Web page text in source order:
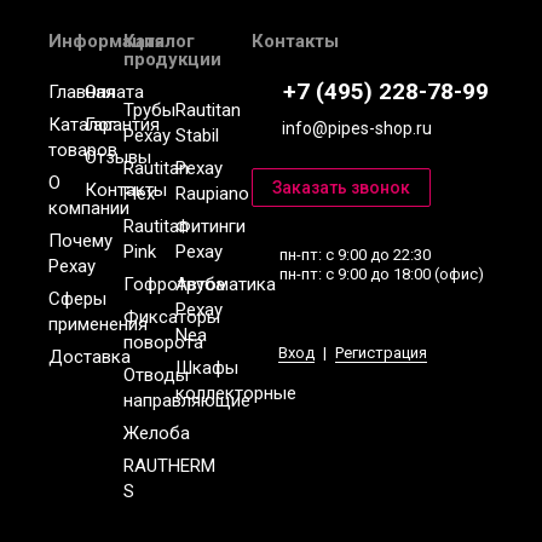
Контакты
+7 (495) 228-78-99
info@pipes-shop.ru
пн-пт: с 9:00 до 22:30
пн-пт: с 9:00 до 18:00 (офис)
Вход | Регистрация
Информация
Главная
Каталог
товаров
О
компании
Почему
Рехау
Сферы
применения
Доставка
Оплата
Гарантия
Отзывы
Контакты
Каталог
продукции
Трубы
Рехау
Rautitan
Flex
Rautitan
Pink
Гофротруба
Фиксаторы
поворота
Отводы
направляющие
Желоба
RAUTHERM
S
Rautitan
Stabil
Рехау
Raupiano
Фитинги
Рехау
Автоматика
Рехау
Nea
Шкафы
коллекторные